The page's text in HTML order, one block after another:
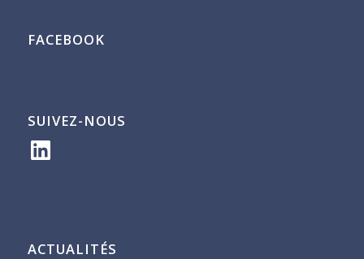
FACEBOOK
SUIVEZ-NOUS
LinkedIn
ACTUALITÉS